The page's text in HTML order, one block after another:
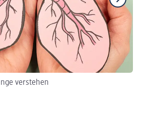
verstehen